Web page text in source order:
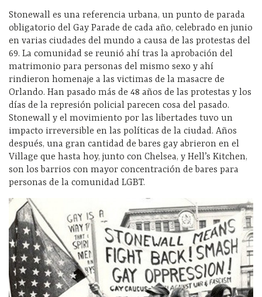
Stonewall es una referencia urbana, un punto de parada
obligatorio del Gay Parade de cada año, celebrado en junio
en varias ciudades del mundo a causa de las protestas del
69. La comunidad se reunió ahí tras la aprobación del
matrimonio para personas del mismo sexo y ahí
rindieron homenaje a las victimas de la masacre de
Orlando. Han pasado más de 48 años de las protestas y los
días de la represión policial parecen cosa del pasado.
Stonewall y el movimiento por las libertades tuvo un
impacto irreversible en las políticas de la ciudad. Años
después, una gran cantidad de bares gay abrieron en el
Village que hasta hoy, junto con Chelsea, y Hell’s Kitchen,
son los barrios con mayor concentración de bares para
personas de la comunidad LGBT.